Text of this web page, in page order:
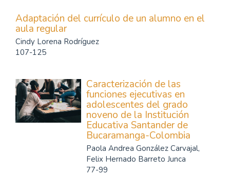
Adaptación del currículo de un alumno en el
aula regular
Cindy Lorena Rodríguez
107-125
Caracterización de las
funciones ejecutivas en
adolescentes del grado
noveno de la Institución
Educativa Santander de
Bucaramanga-Colombia
Paola Andrea González Carvajal,
Felix Hernado Barreto Junca
77-99